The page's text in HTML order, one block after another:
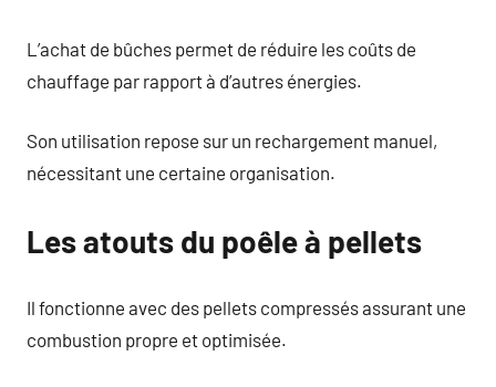
L’achat de bûches permet de réduire les coûts de
chauffage par rapport à d’autres énergies.
Son utilisation repose sur un rechargement manuel,
nécessitant une certaine organisation.
Les atouts du poêle à pellets
Il fonctionne avec des pellets compressés assurant une
combustion propre et optimisée.